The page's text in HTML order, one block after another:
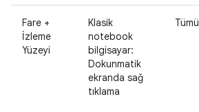
Fare +
İzleme
Yüzeyi
Klasik
notebook
bilgisayar:
Dokunmatik
ekranda sağ
tıklama
Tümü